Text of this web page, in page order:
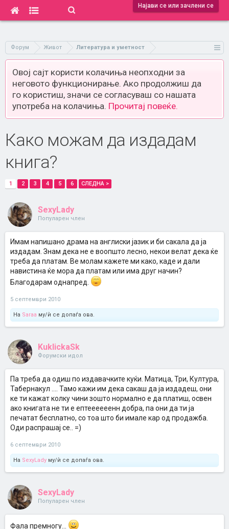
Најави се или зачлени се
Форум Живот Литература и уметност
Овој сајт користи колачиња неопходни за
неговото функционирање. Ако продолжиш да
го користиш, значи се согласуваш со нашата
употреба на колачиња. Прочитај повеќе.
Како можам да издадам
книга?
1 2 3 4 5 6 СЛЕДНА >
SexyLady
Популарен член
Имам напишано драма на англиски јазик и би сакала да ја
издадам. Знам дека не е воопшто лесно, некои велат дека ќе
треба да платам. Ве молам кажете ми како, каде и дали
навистина ќе мора да платам или има друг начин?
Благодарам однапред.
5 септември 2010
На Saraa му/ѝ се допаѓа ова.
KuklickaSk
Форумски идол
Па треба да одиш по издавачките куќи. Матица, Три, Култура,
Табернакул .... Тамо кажи им дека сакаш да ја издадеш, они
ке ти кажат колку чини зошто нормално е да платиш, освен
ако книгата не ти е ептеееееенн добра, па они да ти ја
печатат бесплатно, со тоа што би имале кар од продажба.
Оди распрашај се.. =)
6 септември 2010
На SexyLady му/ѝ се допаѓа ова.
SexyLady
Популарен член
Фала премногу...